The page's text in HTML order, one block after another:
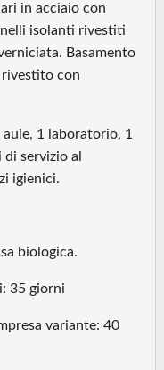
in acciaio con
isolanti rivestiti
Basamento
con
1 laboratorio, 1
servizio al
igienici.
biologica.
35 giorni
variante: 40